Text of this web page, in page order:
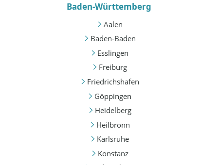
Baden-Württemberg
Aalen
Baden-Baden
Esslingen
Freiburg
Friedrichshafen
Göppingen
Heidelberg
Heilbronn
Karlsruhe
Konstanz